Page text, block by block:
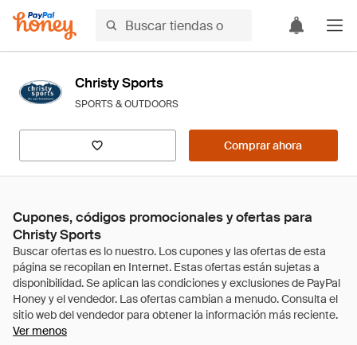
Christy Sports
SPORTS & OUTDOORS
Comprar ahora
Cupones, códigos promocionales y ofertas para
Christy Sports
Ver menos